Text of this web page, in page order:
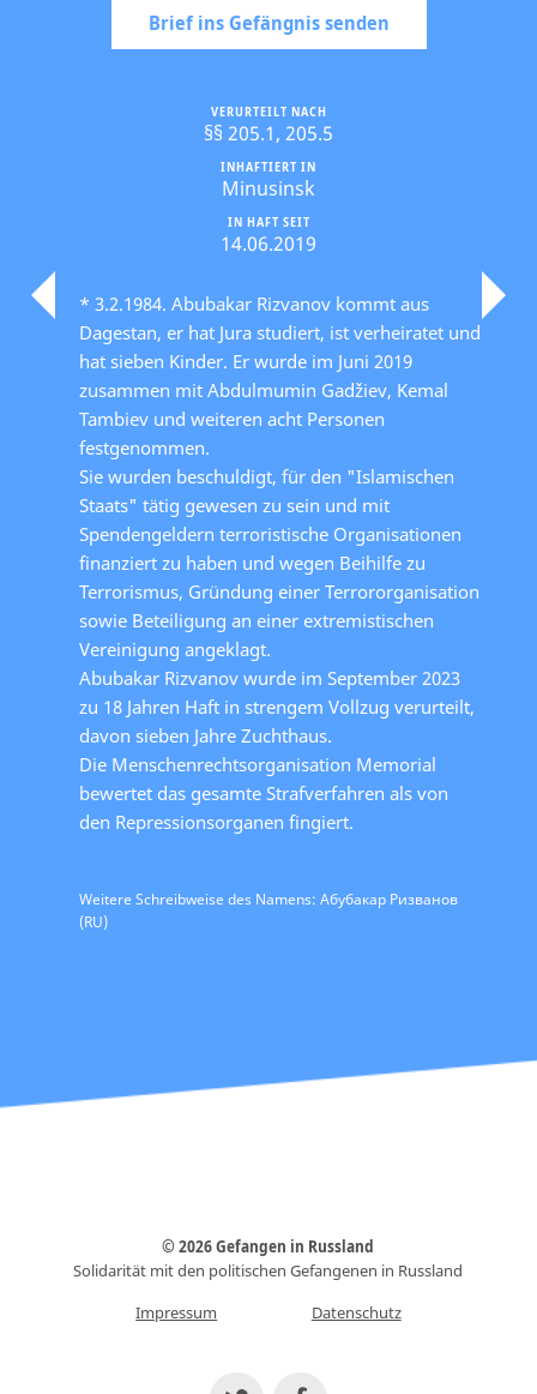
Brief ins Gefängnis senden
IN HAFT SEIT
14.06.2019
INHAFTIERT IN
Minusinsk
VERURTEILT NACH
§§ 205.1, 205.5
* 3.2.1984. Abubakar Rizvanov kommt aus
Dagestan, er hat Jura studiert, ist verheiratet und
hat sieben Kinder. Er wurde im Juni 2019
zusammen mit Abdulmumin Gadžiev, Kemal
Tambiev und weiteren acht Personen
festgenommen.
Sie wurden beschuldigt, für den "Islamischen
Staats" tätig gewesen zu sein und mit
Spendengeldern terroristische Organisationen
finanziert zu haben und wegen Beihilfe zu
Terrorismus, Gründung einer Terrororganisation
sowie Beteiligung an einer extremistischen
Vereinigung angeklagt.
Abubakar Rizvanov wurde im September 2023
zu 18 Jahren Haft in strengem Vollzug verurteilt,
davon sieben Jahre Zuchthaus.
Die Menschenrechtsorganisation Memorial
bewertet das gesamte Strafverfahren als von
den Repressionsorganen fingiert.
Weitere Schreibweise des Namens: Абубакар Ризванов
(RU)
© 2026 Gefangen in Russland
Solidarität mit den politischen Gefangenen in Russland
Impressum
Datenschutz